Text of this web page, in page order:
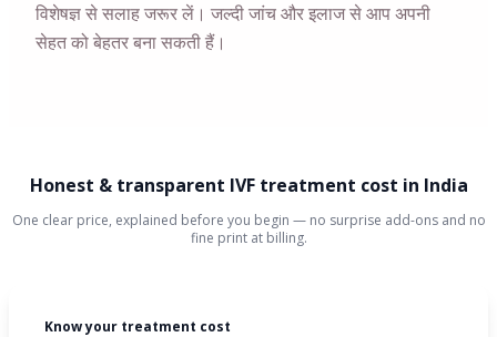
विशेषज्ञ से सलाह जरूर लें। जल्दी जांच और इलाज से आप अपनी
सेहत को बेहतर बना सकती हैं।
Honest & transparent IVF treatment cost in India
One clear price, explained before you begin — no surprise add-ons and no
fine print at billing.
Know your treatment cost